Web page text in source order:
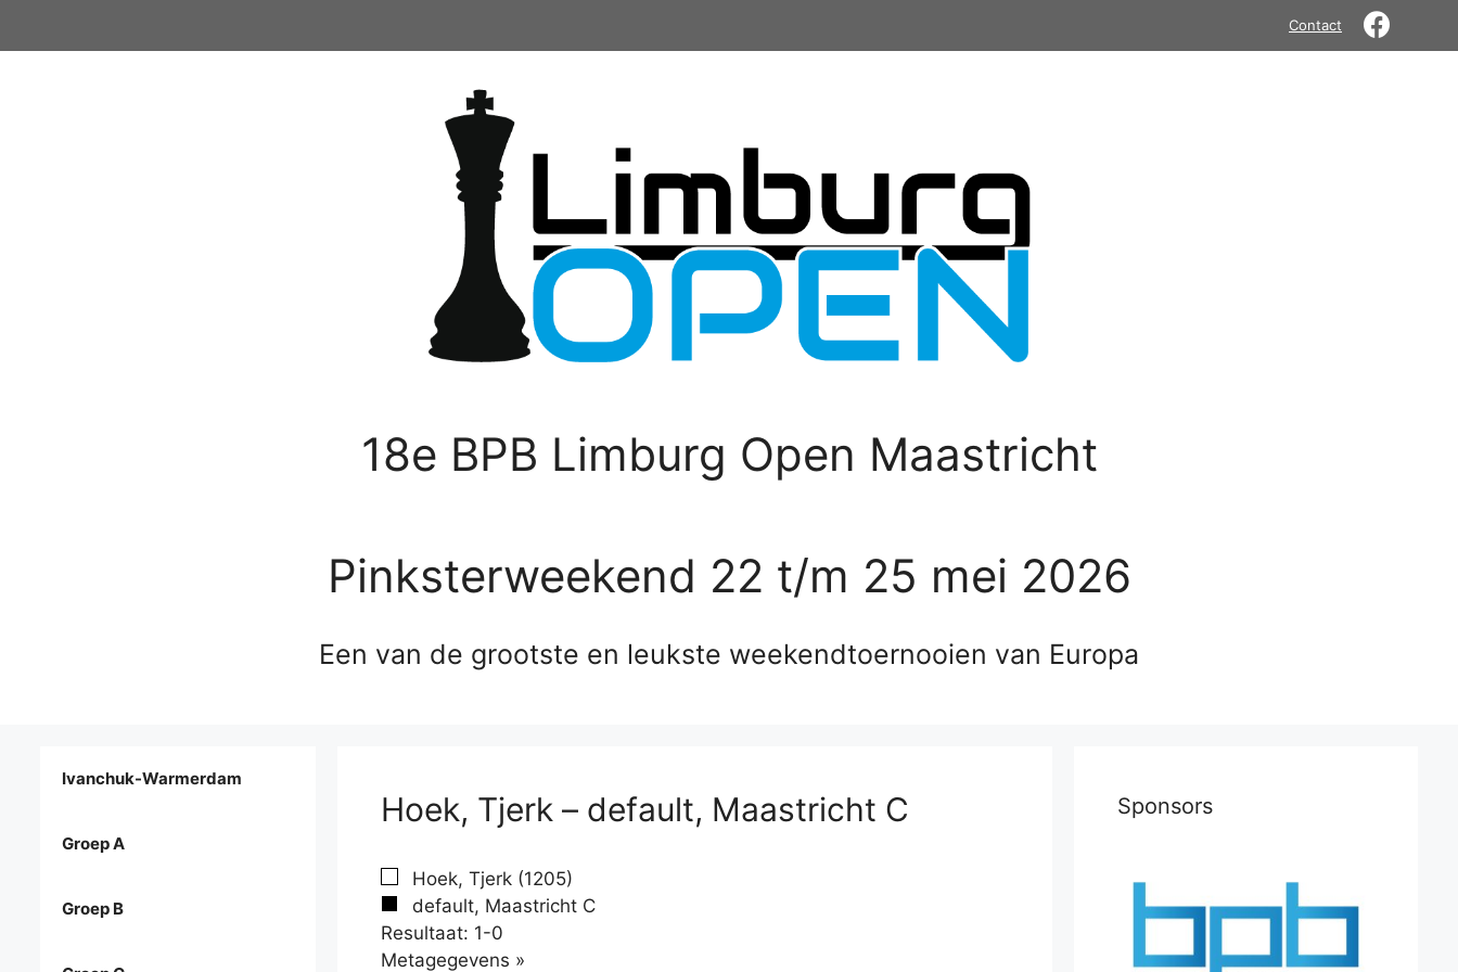
Contact
18e BPB Limburg Open Maastricht
Pinksterweekend 22 t/m 25 mei 2026
Een van de grootste en leukste weekendtoernooien van Europa
Hoek, Tjerk – default, Maastricht C
Hoek, Tjerk (1205)
default, Maastricht C
Resultaat: 1-0
Metagegevens »
Ivanchuk-Warmerdam
Groep A
Groep B
Sponsors